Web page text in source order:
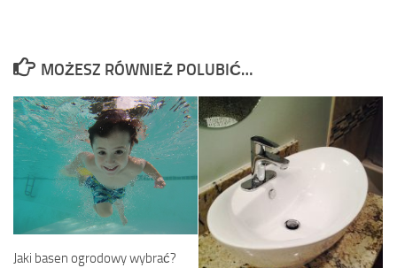
MOŻESZ RÓWNIEŻ POLUBIĆ…
Jaki basen ogrodowy wybrać?